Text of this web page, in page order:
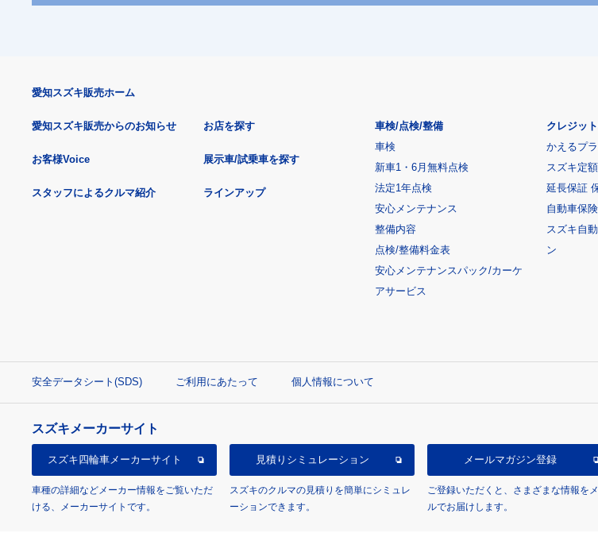
愛知スズキ販売ホーム
愛知スズキ販売からのお知らせ
お客様Voice
スタッフによるクルマ紹介
お店を探す
展示車/試乗車を探す
ラインアップ
車検/点検/整備
車検
新車1・6月無料点検
法定1年点検
安心メンテナンス
整備内容
点検/整備料金表
安心メンテナンスパック/カーケ
アサービス
クレジッ
かえるプ
スズキ定
延長保証
自動車保険
スズキ自
ン
安全データシート(SDS) ご利用にあたって 個人情報について
スズキメーカーサイト
スズキ四輪車メーカーサイト
車種の詳細などメーカー情報をご覧いただ
ける、メーカーサイトです。
見積り シミュレーション
スズキのクルマの見積りを簡単にシミュレ
ーションできます。
メールマガジン登録
ご登録いただくと、さまざまな情報を
ルでお届けします。